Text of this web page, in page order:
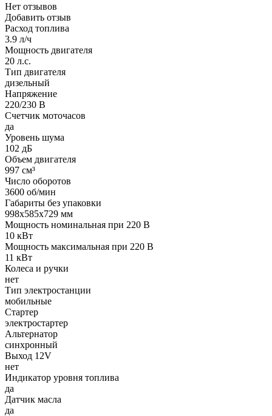
Нет отзывов
Добавить отзыв
Расход топлива
3.9 л/ч
Мощность двигателя
20 л.с.
Тип двигателя
дизельный
Напряжение
220/230 В
Счетчик моточасов
да
Уровень шума
102 дБ
Объем двигателя
997 см³
Число оборотов
3600 об/мин
Габариты без упаковки
998х585х729 мм
Мощность номинальная при 220 В
10 кВт
Мощность максимальная при 220 В
11 кВт
Колеса и ручки
нет
Тип электростанции
мобильные
Стартер
электростартер
Альтернатор
синхронный
Выход 12V
нет
Индикатор уровня топлива
да
Датчик масла
да